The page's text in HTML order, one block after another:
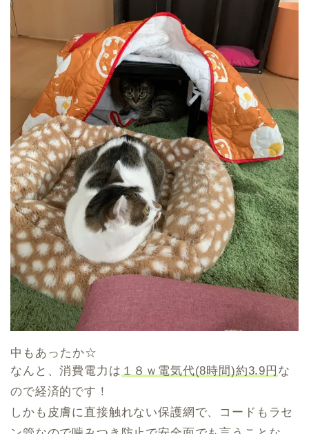
中もあったか☆
なんと、消費電力は １８ｗ電気代(8時間)約3.9円 な
ので経済的です！
しかも皮膚に直接触れない保護網で、コードもラセ